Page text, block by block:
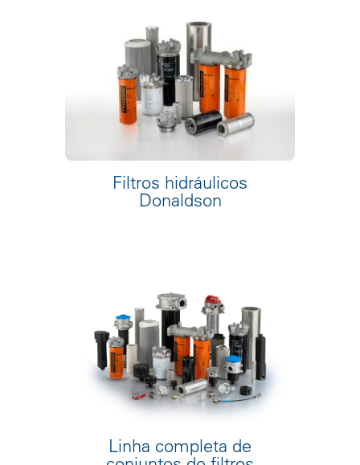
Filtros hidráulicos
Donaldson
Linha completa de